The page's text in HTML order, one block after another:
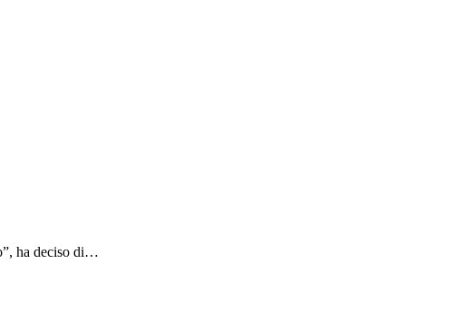
ha deciso di…